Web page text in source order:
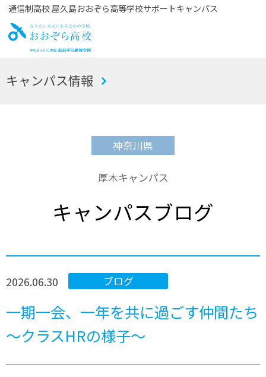
通信制高校 屋久島おおぞら高等学校サポートキャンパス
お
キャンパス情報
神奈川県
厚木キャンパス
キャンパスブログ
ブログ
2026.06.30
一期一会、一年を共に過ごす仲間たち
～クラスHRの様子～